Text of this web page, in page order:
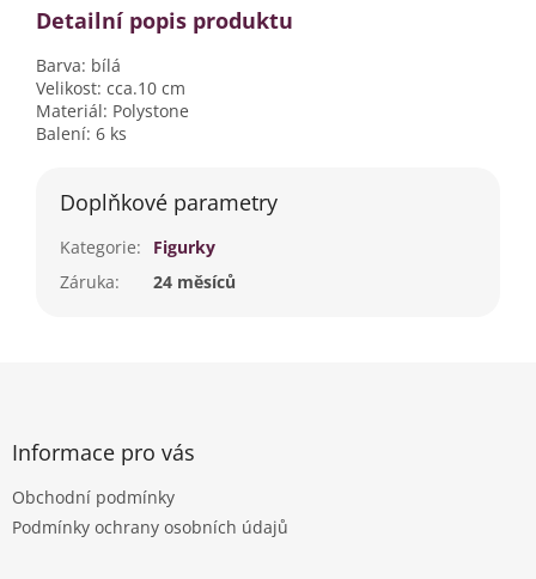
Detailní popis produktu
Barva: bílá
Velikost: cca.10 cm
Materiál: Polystone
Balení: 6 ks
Doplňkové parametry
Kategorie:
Figurky
Záruka: 24 měsíců
Informace pro vás
Obchodní podmínky
Podmínky ochrany osobních údajů